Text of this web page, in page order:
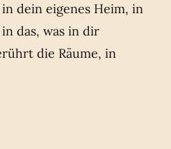
dein eigenes Heim, in
das, was in dir
die Räume, in